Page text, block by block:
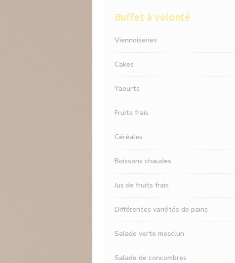
Buffet à volonté
Viennoiseries
Cakes
Yaourts
Fruits frais
Céréales
Boissons chaudes
Jus de fruits frais
Différentes variétés de pains
Salade verte mesclun
Salade de concombres